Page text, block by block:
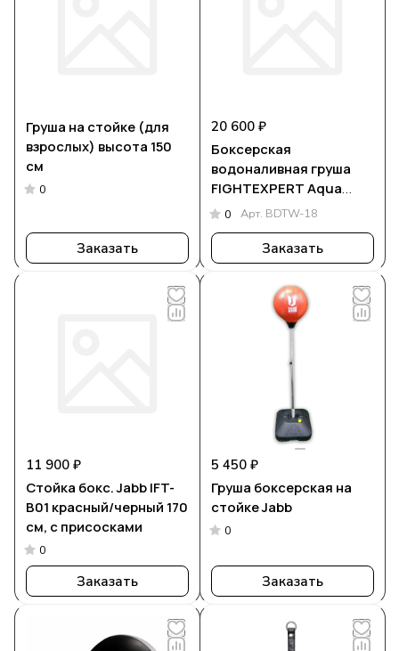
Груша на стойке (для
взрослых) высота 150
см
0
Заказать
20 600 ₽
Боксерская
водоналивная груша
FIGHTEXPERT Aqua
Drop D-18
0 Арт. BDTW-18
Заказать
11 900 ₽
Стойка бокс. Jabb IFT-
B01 красный/черный 170
см, с присосками
0
Заказать
5 450 ₽
Груша боксерская на
стойке Jabb
0
Заказать